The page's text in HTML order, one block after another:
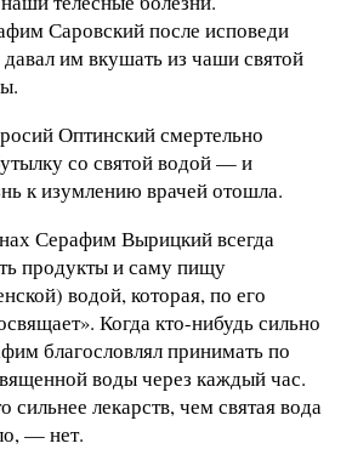
Саровский после исповеди
им вкушать из чаши святой
Оптинский смертельно
со святой водой — и
к изумлению врачей отошла.
Серафим Вырицкий всегда
продукты и саму пищу
водой, которая, по его
Когда кто-нибудь сильно
благословлял принимать по
воды через каждый час.
сильнее лекарств, чем святая вода
— нет.